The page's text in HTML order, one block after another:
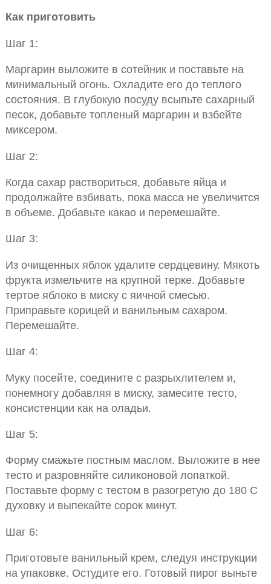
Как приготовить
Шаг 1:
Маргарин выложите в сотейник и поставьте на
минимальный огонь. Охладите его до теплого
состояния. В глубокую посуду всыпьте сахарный
песок, добавьте топленый маргарин и взбейте
миксером.
Шаг 2:
Когда сахар раствориться, добавьте яйца и
продолжайте взбивать, пока масса не увеличится
в объеме. Добавьте какао и перемешайте.
Шаг 3:
Из очищенных яблок удалите сердцевину. Мякоть
фрукта измельчите на крупной терке. Добавьте
тертое яблоко в миску с яичной смесью.
Приправьте корицей и ванильным сахаром.
Перемешайте.
Шаг 4:
Муку посейте, соедините с разрыхлителем и,
понемногу добавляя в миску, замесите тесто,
консистенции как на оладьи.
Шаг 5:
Форму смажьте постным маслом. Выложите в нее
тесто и разровняйте силиконовой лопаткой.
Поставьте форму с тестом в разогретую до 180 С
духовку и выпекайте сорок минут.
Шаг 6:
Приготовьте ванильный крем, следуя инструкции
на упаковке. Остудите его. Готовый пирог выньте